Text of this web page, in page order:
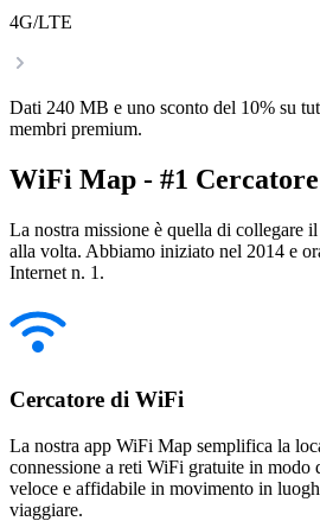
4G/LTE
Dati 240 MB e uno sconto del 10% su
membri premium.
WiFi Map - #1
La nostra missione è quella di collegare
alla volta. Abbiamo iniziato nel 2014 e
Internet n. 1.
Cercatore di WiFi
La nostra app WiFi Map semplifica la
connessione a reti WiFi gratuite in modo
veloce e affidabile in movimento in
viaggiare.